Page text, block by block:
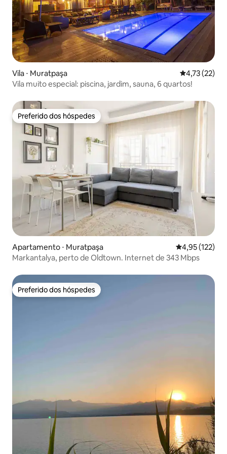
Vila ⋅ Muratpaşa 4,73 de uma
4,73 (22)
Vila muito especial: piscina, jardim, sauna, 6 quartos!
Preferido dos hóspedes
Preferido dos hóspedes
Apartamento ⋅ Muratpaşa 4,95 de uma
4,95 (122)
Markantalya, perto de Oldtown. Internet de 343 Mbps
Preferido dos hóspedes
Preferido dos hóspedes